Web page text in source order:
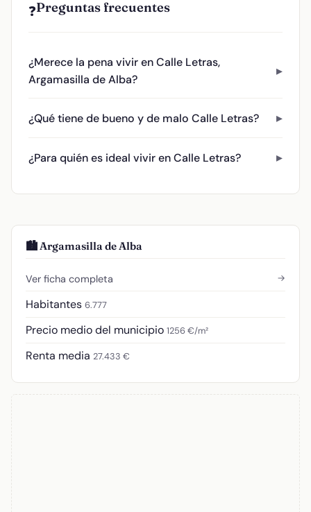
❓Preguntas frecuentes
¿Merece la pena vivir en Calle Letras,
Argamasilla de Alba?
¿Qué tiene de bueno y de malo Calle Letras?
¿Para quién es ideal vivir en Calle Letras?
🏙️ Argamasilla de Alba
Ver ficha completa →
Habitantes 6.777
Precio medio del municipio 1256 €/m²
Renta media 27.433 €